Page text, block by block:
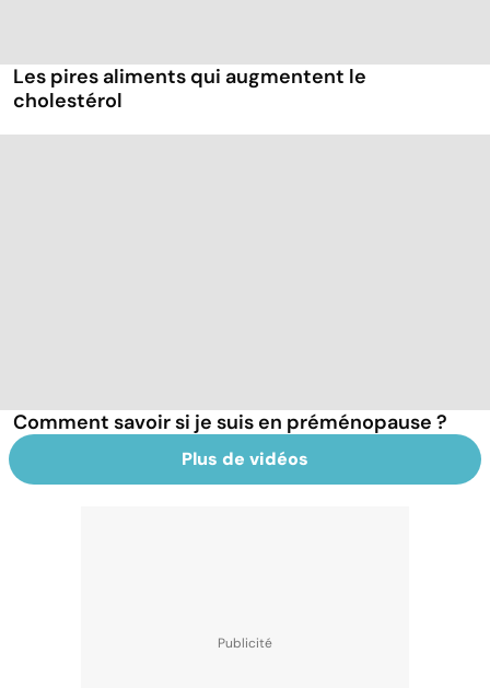
Les pires aliments qui augmentent le
cholestérol
Comment savoir si je suis en préménopause ?
Plus de vidéos